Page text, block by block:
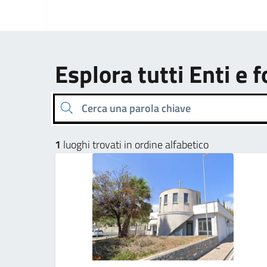
Esplora tutti Enti e
Cerca una parola chiave
1 luoghi trovati in ordine alfabetico